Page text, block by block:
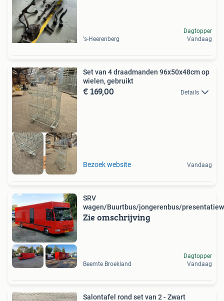
's-Heerenberg
Dagtopper
Vandaag
12500 m2 voorraad
Set van 4 draadmanden 96x50x48cm op
wielen, gebruikt
€ 169,00 Details
Bezoek website Vandaag
SRV
wagen/Buurtbus/jongerenbus/
Zie omschrijving
Beemte Broekland
Dagtopper
Vandaag
Salontafel rond set van 2 - Zwart